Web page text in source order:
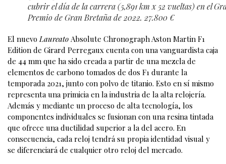
cubrir el día de la carrera (5,891 km x 52 vueltas) en el
Premio de Gran Bretaña de 2022. 27.800 €
El nuevoLaureato Absolute Chronograph Aston Martin F1
Edition de Girard Perregaux cuenta con una vanguardista caja
de 44 mm que ha sido creada a partir de una mezcla de
elementos de carbono tomados de dos F1 durante la
temporada 2021, junto con polvo de titanio. Esto en sí mismo
representa una primicia en la industria de la alta relojería.
Además y mediante un proceso de alta tecnología, los
componentes individuales se fusionan con una resina tintada
que ofrece una ductilidad superior a la del acero. En
consecuencia, cada reloj tendrá su propia identidad visual y
se diferenciará de cualquier otro reloj del mercado.